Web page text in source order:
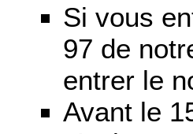
Si vous
97 de
entrer le
Avant le